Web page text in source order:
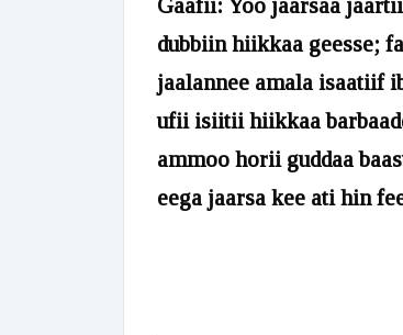
Gaafii: Yoo jaarsaa
dubbiin hiikkaa geesse;
jaalannee amala isaatiif
ufii isiitii hiikkaa
ammoo horii guddaa
eega jaarsa kee ati hin